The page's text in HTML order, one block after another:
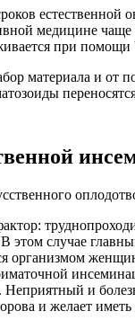
естественной
медицине чаще
при
материала и
этом случае
организмом
Неприятный и
и желает